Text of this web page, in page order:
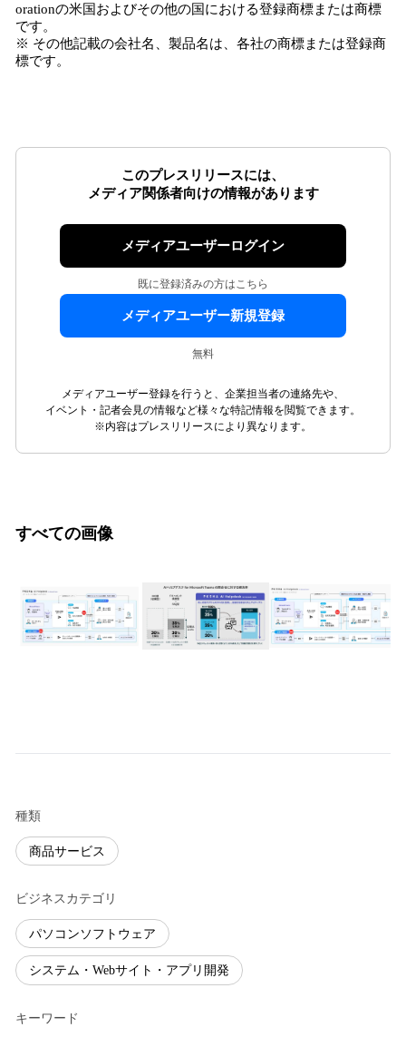
orationの米国およびその他の国における登録商標または商標
です。
※ その他記載の会社名、製品名は、各社の商標または登録商
標です。
このプレスリリースには、
メディア関係者向けの情報があります
メディアユーザーログイン
既に登録済みの方はこちら
メディアユーザー新規登録
無料
メディアユーザー登録を行うと、企業担当者の連絡先や、
イベント・記者会見の情報など様々な特記情報を閲覧できます。
※内容はプレスリリースにより異なります。
すべての画像
種類
商品サービス
ビジネスカテゴリ
パソコンソフトウェア
システム・Webサイト・アプリ開発
キーワード